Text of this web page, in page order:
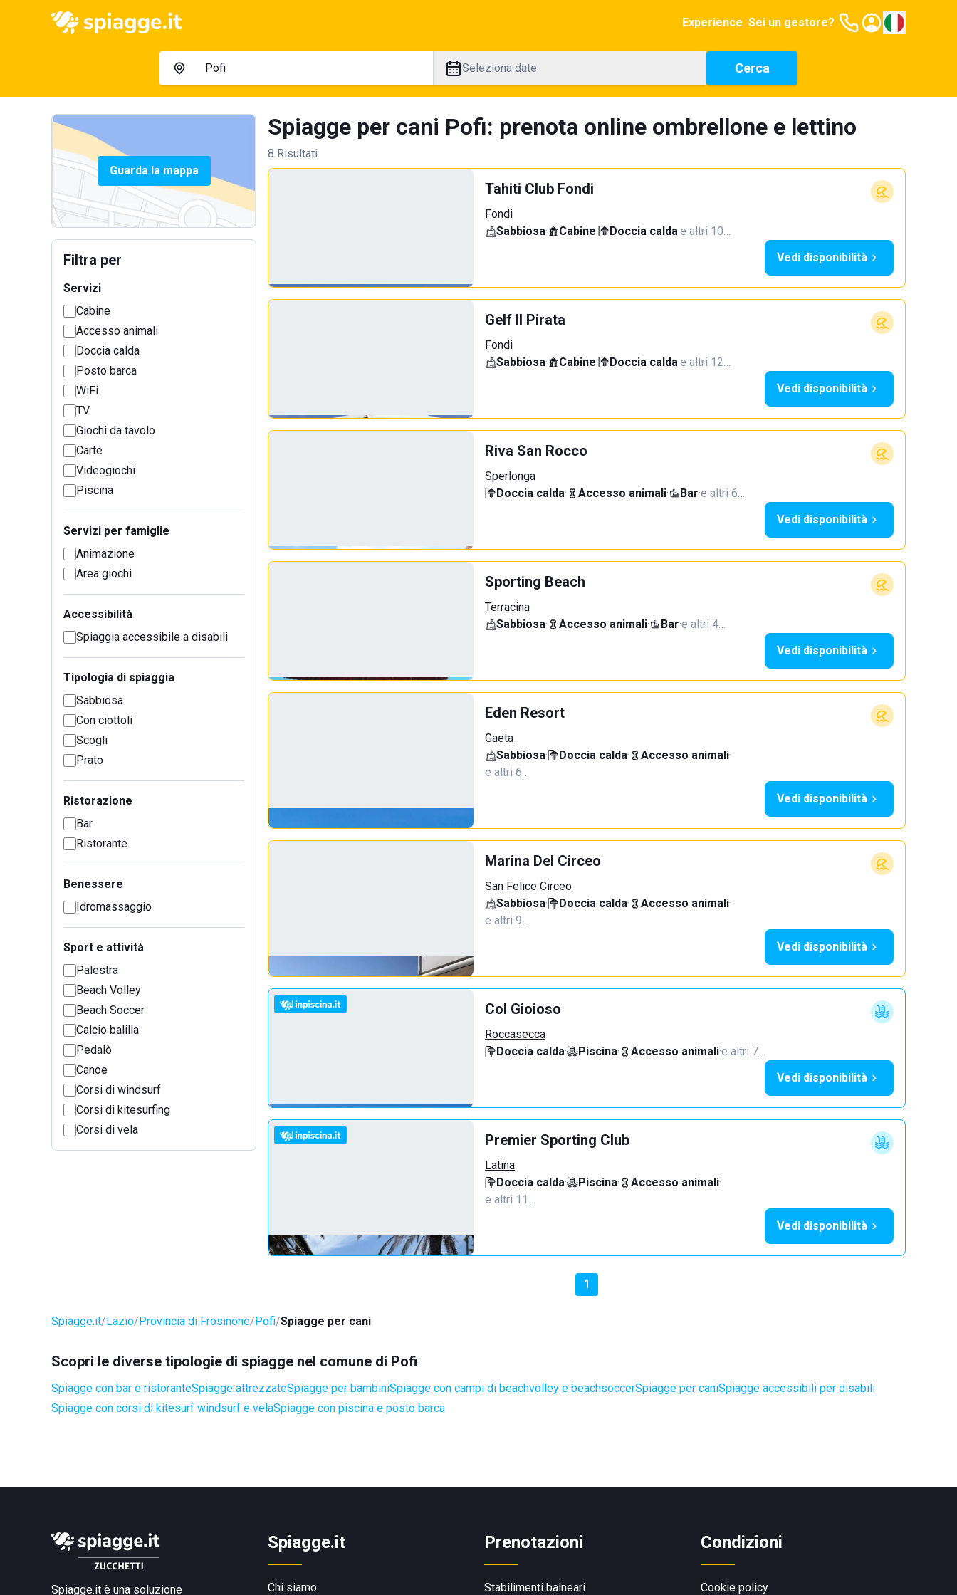
Experience Sei un gestore?
Seleziona date Cerca
Guarda la mappa
Filtra per
Servizi
Cabine
Accesso animali
Doccia calda
Posto barca
WiFi
TV
Giochi da tavolo
Carte
Videogiochi
Piscina
Servizi per famiglie
Animazione
Area giochi
Accessibilità
Spiaggia accessibile a disabili
Tipologia di spiaggia
Sabbiosa
Con ciottoli
Scogli
Prato
Ristorazione
Bar
Ristorante
Benessere
Idromassaggio
Sport e attività
Palestra
Beach Volley
Beach Soccer
Calcio balilla
Pedalò
Canoe
Corsi di windsurf
Corsi di kitesurfing
Corsi di vela
Spiagge per cani Pofi: prenota online ombrellone e lettino
8 Risultati
Tahiti Club Fondi
Fondi
Sabbiosa· Cabine· Doccia calda·e altri 10…
Vedi disponibilità
Gelf Il Pirata
Fondi
Sabbiosa· Cabine· Doccia calda·e altri 12…
Vedi disponibilità
Riva San Rocco
Sperlonga
Doccia calda· Accesso animali· Bar·e altri 6…
Vedi disponibilità
Sporting Beach
Terracina
Sabbiosa· Accesso animali· Bar·e altri 4…
Vedi disponibilità
Eden Resort
Gaeta
Sabbiosa· Doccia calda· Accesso animali·
e altri 6…
Vedi disponibilità
Marina Del Circeo
San Felice Circeo
Sabbiosa· Doccia calda· Accesso animali·
e altri 9…
Vedi disponibilità
Col Gioioso
Roccasecca
Doccia calda· Piscina· Accesso animali·e altri 7…
Vedi disponibilità
Premier Sporting Club
Latina
Doccia calda· Piscina· Accesso animali·
e altri 11…
Vedi disponibilità
1
Spiagge.it Lazio Provincia di Frosinone Pofi Spiagge per cani
Scopri le diverse tipologie di spiagge nel comune di Pofi
Spiagge con bar e ristoranteSpiagge attrezzateSpiagge per bambiniSpiagge con campi di beachvolley e beachsoccerSpiagge per caniSpiagge accessibili per disabili
Spiagge con corsi di kitesurf windsurf e velaSpiagge con piscina e posto barca
Spiagge.it è una soluzione
Spiagge.it
Chi siamo
Prenotazioni
Stabilimenti balneari
Condizioni
Cookie policy